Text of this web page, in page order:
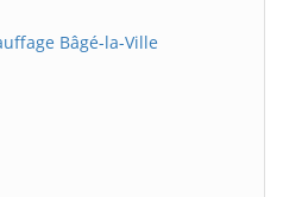
Bâgé-la-Ville